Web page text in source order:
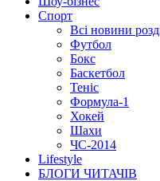
Спорт
Всі новини
Футбол
Бокс
Баскетбол
Теніс
Формула-1
Хокей
Шахи
ЧС-2014
Lifestyle
БЛОГИ ЧИТАЧІВ